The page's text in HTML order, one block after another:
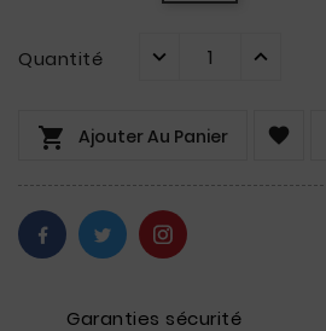
Quantité
 Ajouter Au Panier 
Garanties sécurité